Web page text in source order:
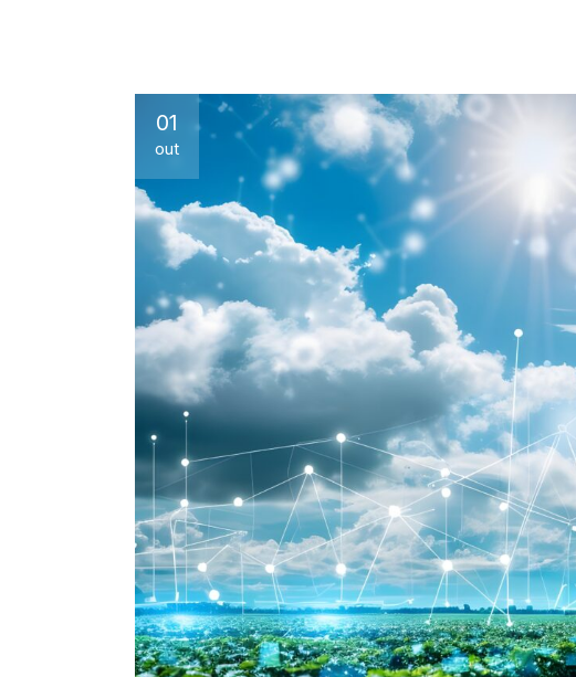
01
out